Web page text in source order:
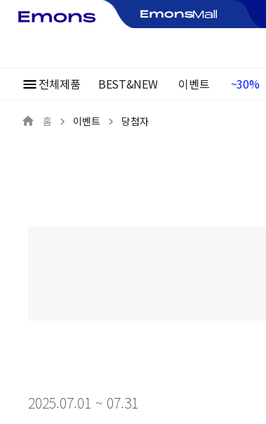
전체제품 BEST&NEW 이벤트
여름정
홈 이벤트 당첨자
2025.07.01 ~ 07.31